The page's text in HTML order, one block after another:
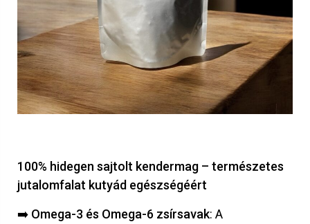
100% hidegen sajtolt kendermag – természetes
jutalomfalat kutyád egészségéért
➡️ Omega-3 és Omega-6 zsírsavak: A